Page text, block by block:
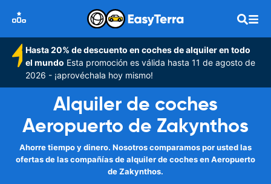
Hasta 20% de descuento en coches de alquiler en todo
el mundo Esta promoción es válida hasta 11 de agosto de
2026 - ¡aprovéchala hoy mismo!
Alquiler de coches
Aeropuerto de Zakynthos
Ahorre tiempo y dinero. Nosotros comparamos por usted las
ofertas de las compañías de alquiler de coches en Aeropuerto
de Zakynthos.